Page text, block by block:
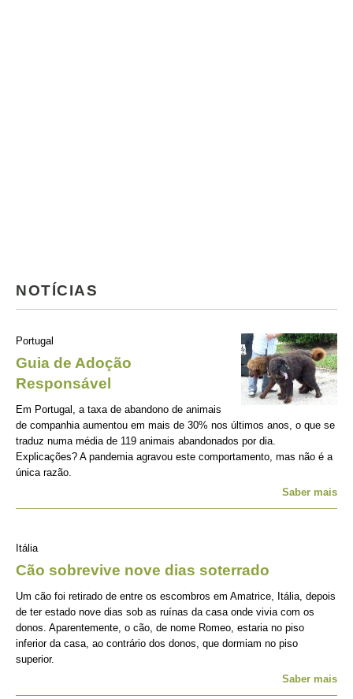
NOTÍCIAS
Portugal
Guia de Adoção
Responsável
Em Portugal, a taxa de abandono de animais
de companhia aumentou em mais de 30% nos últimos anos, o que se
traduz numa média de 119 animais abandonados por dia.
Explicações? A pandemia agravou este comportamento, mas não é a
única razão.
Saber mais
Itália
Cão sobrevive nove dias soterrado
Um cão foi retirado de entre os escombros em Amatrice, Itália, depois
de ter estado nove dias sob as ruínas da casa onde vivia com os
donos. Aparentemente, o cão, de nome Romeo, estaria no piso
inferior da casa, ao contrário dos donos, que dormiam no piso
superior.
Saber mais